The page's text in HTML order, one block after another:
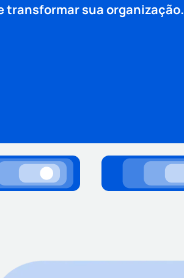
transformar sua organização.